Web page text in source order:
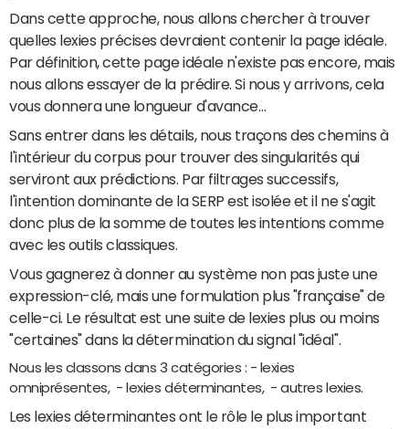
Dans cette approche, nous allons chercher à trouver
quelles lexies précises devraient contenir la page idéale.
Par définition, cette page idéale n'existe pas encore, mais
nous allons essayer de la prédire. Si nous y arrivons, cela
vous donnera une longueur d'avance…
Sans entrer dans les détails, nous traçons des chemins à
l'intérieur du corpus pour trouver des singularités qui
serviront aux prédictions. Par filtrages successifs,
l'intention dominante de la SERP est isolée et il ne s'agit
donc plus de la somme de toutes les intentions comme
avec les outils classiques.
Vous gagnerez à donner au système non pas juste une
expression-clé, mais une formulation plus "française" de
celle-ci. Le résultat est une suite de lexies plus ou moins
"certaines" dans la détermination du signal "idéal".
Nous les classons dans 3 catégories : - lexies
omniprésentes, - lexies déterminantes, - autres lexies.
Les lexies déterminantes ont le rôle le plus important